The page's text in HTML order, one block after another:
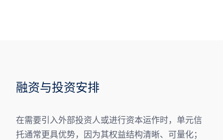
融资与投资安排
在需要引入外部投资人或进行资本运作时，单元信
托通常更具优势，因为其权益结构清晰、可量化；